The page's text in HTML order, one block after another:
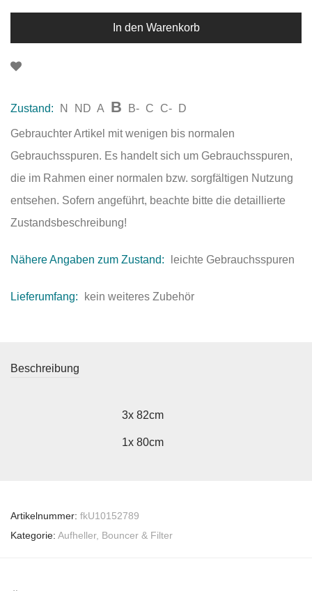
In den Warenkorb
Zustand: N ND A B B- C C- D
Gebrauchter Artikel mit wenigen bis normalen
Gebrauchsspuren. Es handelt sich um Gebrauchsspuren,
die im Rahmen einer normalen bzw. sorgfältigen Nutzung
entsehen. Sofern angeführt, beachte bitte die detaillierte
Zustandsbeschreibung!
Nähere Angaben zum Zustand: leichte Gebrauchsspuren
Lieferumfang: kein weiteres Zubehör
Beschreibung
3x 82cm
1x 80cm
Artikelnummer: fkU10152789
Kategorie: Aufheller, Bouncer & Filter